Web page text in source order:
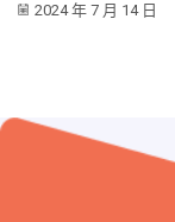
2024 年 7 月 14 日